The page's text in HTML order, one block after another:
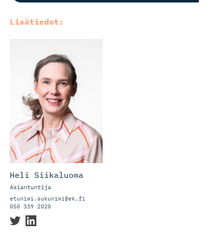
Lisätiedot:
Heli Siikaluoma
Asiantuntija
etunimi.sukunimi@ek.fi
050 339 2020